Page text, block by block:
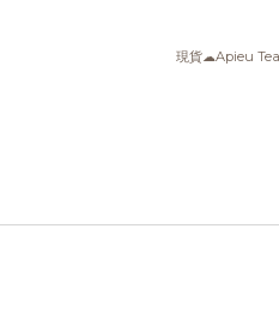
現貨☁Apieu